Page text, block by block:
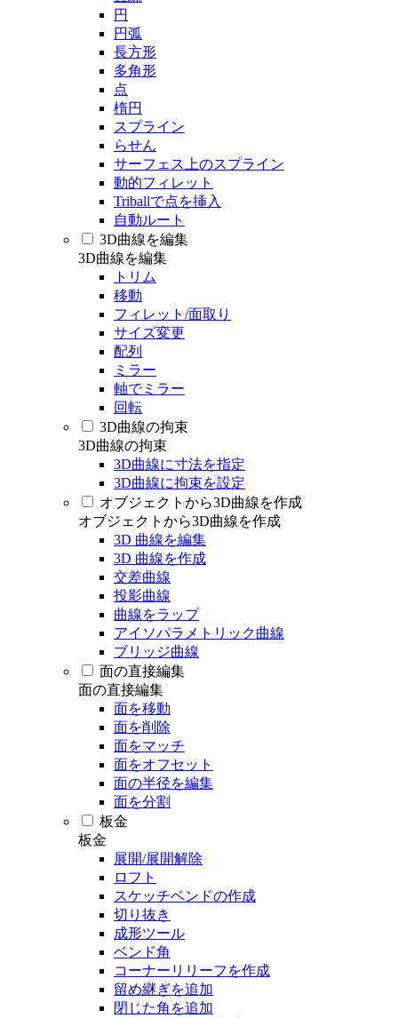
円
円弧
長方形
多角形
点
楕円
スプライン
らせん
サーフェス上のスプライン
動的フィレット
Triballで点を挿入
自動ルート
3D曲線を編集
3D曲線を編集
トリム
移動
フィレット/面取り
サイズ変更
配列
ミラー
軸でミラー
回転
3D曲線の拘束
3D曲線の拘束
3D曲線に寸法を指定
3D曲線に拘束を設定
オブジェクトから3D曲線を作成
オブジェクトから3D曲線を作成
3D 曲線を編集
3D 曲線を作成
交差曲線
投影曲線
曲線をラップ
アイソパラメトリック曲線
ブリッジ曲線
面の直接編集
面の直接編集
面を移動
面を削除
面をマッチ
面をオフセット
面の半径を編集
面を分割
板金
板金
展開/展開解除
ロフト
スケッチベンドの作成
切り抜き
成形ツール
ベンド角
コーナーリリーフを作成
留め継ぎを追加
閉じた角を追加